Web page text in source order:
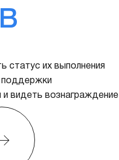
статус их выполнения
поддержки
и видеть вознаграждение